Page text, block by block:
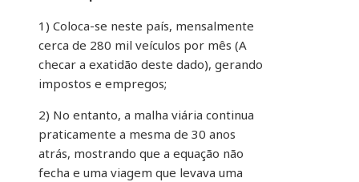
1) Coloca-se neste país, mensalmente
cerca de 280 mil veículos por mês (A
checar a exatidão deste dado), gerando
impostos e empregos;
2) No entanto, a malha viária continua
praticamente a mesma de 30 anos
atrás, mostrando que a equação não
fecha e uma viagem que levava uma